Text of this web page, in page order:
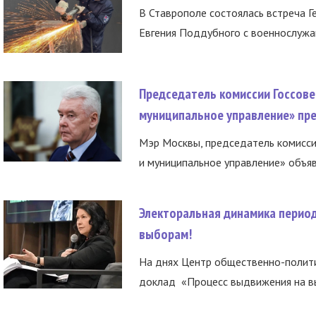
В Ставрополе состоялась встреча
Евгения Поддубного с
Председатель комиссии
муниципальное управление»
Мэр Москвы, председатель
и муниципальное управление»
Электоральная динамика
выборам!
На днях Центр общественно-
доклад «Процесс выдвижения на